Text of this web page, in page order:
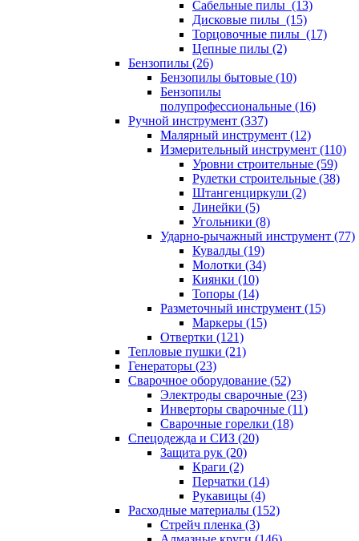
Сабельные пилы (13)
Дисковые пилы (15)
Торцовочные пилы (17)
Цепные пилы (2)
Бензопилы (26)
Бензопилы бытовые (10)
Бензопилы
полупрофессиональные (16)
Ручной инструмент (337)
Малярный инструмент (12)
Измерительный инструмент (110)
Уровни строительные (59)
Рулетки строительные (38)
Штангенциркули (2)
Линейки (5)
Угольники (8)
Ударно-рычажный инструмент (77)
Кувалды (19)
Молотки (34)
Киянки (10)
Топоры (14)
Разметочный инструмент (15)
Маркеры (15)
Отвертки (121)
Тепловые пушки (21)
Генераторы (23)
Сварочное оборудование (52)
Электроды сварочные (23)
Инверторы сварочные (11)
Сварочные горелки (18)
Спецодежда и СИЗ (20)
Защита рук (20)
Краги (2)
Перчатки (14)
Рукавицы (4)
Расходные материалы (152)
Стрейч пленка (3)